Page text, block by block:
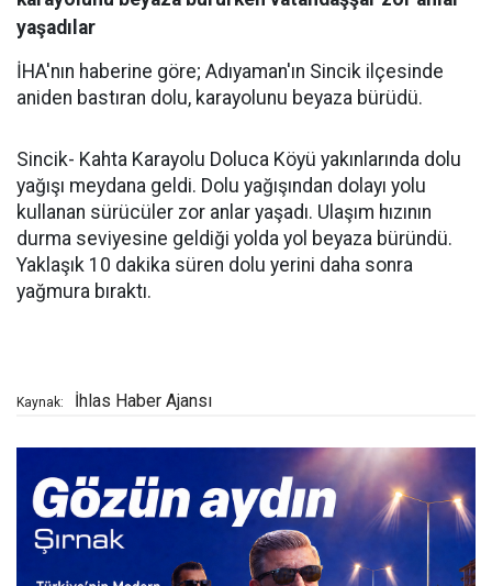
yaşadılar
İHA'nın haberine göre; Adıyaman'ın Sincik ilçesinde
aniden bastıran dolu, karayolunu beyaza bürüdü.
Sincik- Kahta Karayolu Doluca Köyü yakınlarında dolu
yağışı meydana geldi. Dolu yağışından dolayı yolu
kullanan sürücüler zor anlar yaşadı. Ulaşım hızının
durma seviyesine geldiği yolda yol beyaza büründü.
Yaklaşık 10 dakika süren dolu yerini daha sonra
yağmura bıraktı.
Kaynak: İhlas Haber Ajansı